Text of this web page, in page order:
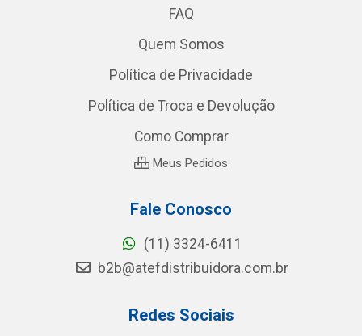
FAQ
Quem Somos
Política de Privacidade
Política de Troca e Devolução
Como Comprar
Meus Pedidos
Fale Conosco
(11) 3324-6411
b2b@atefdistribuidora.com.br
Redes Sociais